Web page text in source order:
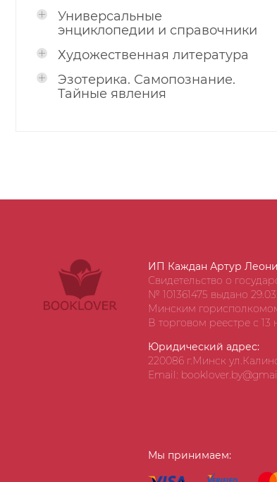
Универсальные
энциклопедии и справочники
Художественная литература
Эзотерика. Самопознание.
Тайные явления
ИП Каждан Артур
Свидетельство о
№ 101361475 выдано
Минским
В торговом реестре с 13
Юридический адрес:
220086 г.Минск
Email:
Мы принимаем: